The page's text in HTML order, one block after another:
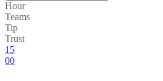
Hour
Teams
Tip
Trust
15
00